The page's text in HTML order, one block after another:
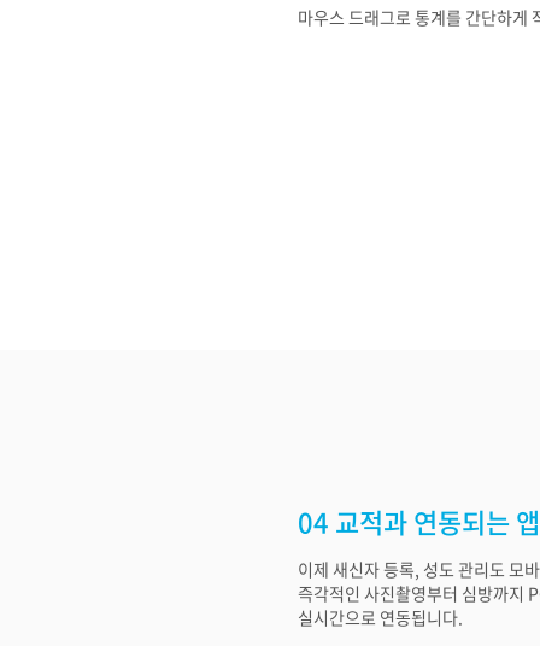
마우스 드래그로 통계를 간단하게
04 교적과 연동되는 앱
이제 새신자 등록, 성도 관리도 모
즉각적인 사진촬영부터 심방까지
실시간으로 연동됩니다.